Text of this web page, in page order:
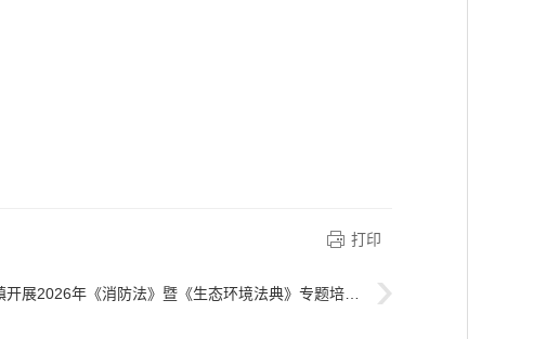
打印
开展2026年《消防法》暨《生态环境法典》专题培训会